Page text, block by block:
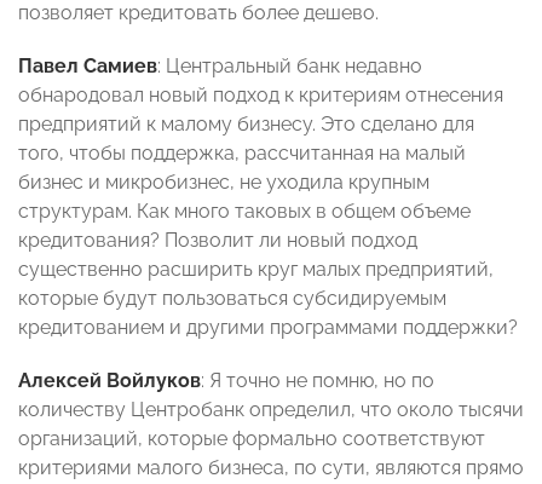
позволяет кредитовать более дешево.
Павел Самиев: Центральный банк недавно
обнародовал новый подход к критериям отнесения
предприятий к малому бизнесу. Это сделано для
того, чтобы поддержка, рассчитанная на малый
бизнес и микробизнес, не уходила крупным
структурам. Как много таковых в общем объеме
кредитования? Позволит ли новый подход
существенно расширить круг малых предприятий,
которые будут пользоваться субсидируемым
кредитованием и другими программами поддержки?
Алексей Войлуков: Я точно не помню, но по
количеству Центробанк определил, что около тысячи
организаций, которые формально соответствуют
критериями малого бизнеса, по сути, являются прямо